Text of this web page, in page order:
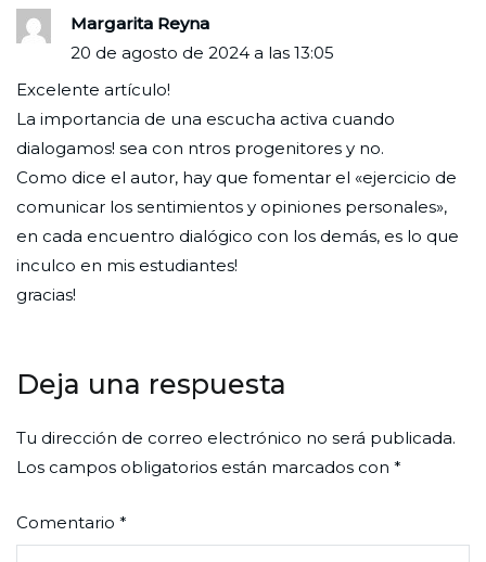
Margarita Reyna
20 de agosto de 2024 a las 13:05
Excelente artículo!
La importancia de una escucha activa cuando
dialogamos! sea con ntros progenitores y no.
Como dice el autor, hay que fomentar el «ejercicio de
comunicar los sentimientos y opiniones personales»,
en cada encuentro dialógico con los demás, es lo que
inculco en mis estudiantes!
gracias!
Deja una respuesta
Tu dirección de correo electrónico no será publicada.
Los campos obligatorios están marcados con *
Comentario *